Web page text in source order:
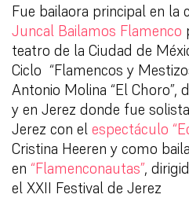
Fue bailaora principal en la
Juncal Bailamos Flamenco
teatro de la Ciudad de
Ciclo “Flamencos y
Antonio Molina “El Choro”,
y en Jerez donde fue
Jerez con el espectáculo
Cristina Heeren y como
en “Flamenconautas”,
el XXII Festival de Jerez